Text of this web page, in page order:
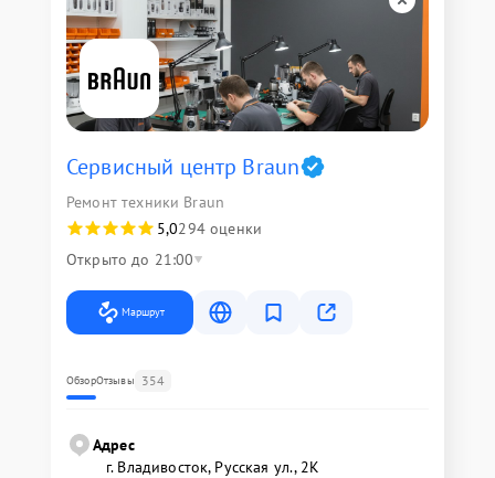
Сервисный центр Braun
Ремонт техники Braun
5,0294 оценки
Открыто до 21:00
Маршрут
ОбзорОтзывы 354
Адрес
г. Владивосток, Русская ул., 2К